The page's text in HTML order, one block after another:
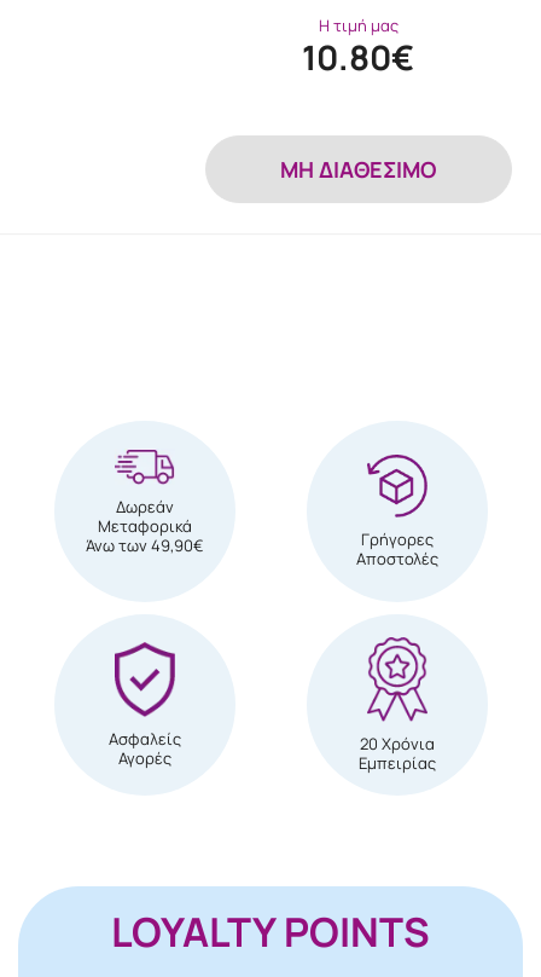
Η τιμή μας
10.80€
MH ΔΙΑΘΕΣΙΜΟ
Δωρεάν
Μεταφορικά
Άνω των 49,90€
Γρήγορες
Αποστολές
Ασφαλείς
Αγορές
20 Χρόνια
Εμπειρίας
LOYALTY POINTS